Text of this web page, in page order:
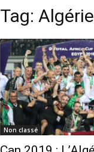
Tag:
Non classé